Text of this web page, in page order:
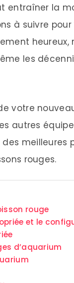
entraîner la
à suivre
heureux,
les
votre
autres
meilleures
rouges.
rouge
et le
d’aquarium